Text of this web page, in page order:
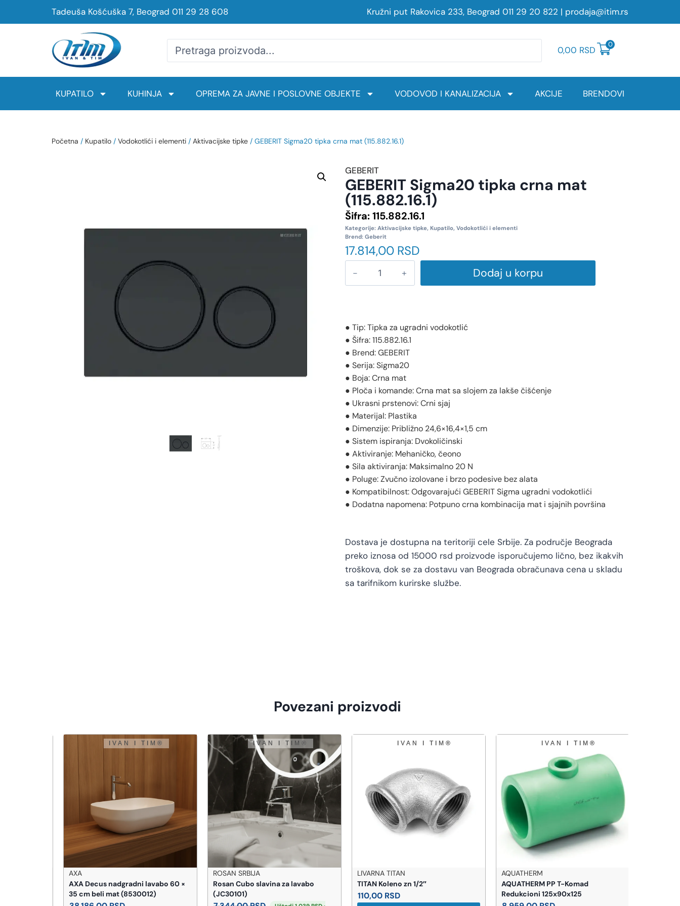
Tadeuša Košćuška 7, Beograd 011 29 28 608 Kružni put Rakovica 233, Beograd 011 29 20 822 | prodaja@itim.rs
0,00 RSD
0
KUPATILO KUHINJA OPREMA ZA JAVNE I POSLOVNE OBJEKTE VODOVOD I KANALIZACIJA AKCIJE BRENDOVI
Početna / Kupatilo / Vodokotlići i elementi / Aktivacijske tipke / GEBERIT Sigma20 tipka crna mat (115.882.16.1)
GEBERIT
GEBERIT Sigma20 tipka crna mat
(115.882.16.1)
Šifra:115.882.16.1
Kategorije: Aktivacijske tipke, Kupatilo, Vodokotlići i elementi
Brend: Geberit
17.814,00 RSD
Dodaj u korpu
● Tip: Tipka za ugradni vodokotlić
● Šifra: 115.882.16.1
● Brend: GEBERIT
● Serija: Sigma20
● Boja: Crna mat
● Ploča i komande: Crna mat sa slojem za lakše čišćenje
● Ukrasni prstenovi: Crni sjaj
● Materijal: Plastika
● Dimenzije: Približno 24,6×16,4×1,5 cm
● Sistem ispiranja: Dvokoličinski
● Aktiviranje: Mehaničko, čeono
● Sila aktiviranja: Maksimalno 20 N
● Poluge: Zvučno izolovane i brzo podesive bez alata
● Kompatibilnost: Odgovarajući GEBERIT Sigma ugradni vodokotlići
● Dodatna napomena: Potpuno crna kombinacija mat i sjajnih površina
Dostava je dostupna na teritoriji cele Srbije. Za područje Beograda
preko iznosa od 15000 rsd proizvode isporučujemo lično, bez ikakvih
troškova, dok se za dostavu van Beograda obračunava cena u skladu
sa tarifnikom kurirske službe.
Povezani proizvodi
AXA
AXA Decus nadgradni lavabo 60 ×
35 cm beli mat (8530012)
ROSAN SRBIJA
Rosan Cubo slavina za lavabo
(JC30101)
LIVARNA TITAN
TITAN Koleno zn 1/2″
110,00RSD
AQUATHERM
AQUATHERM PP T-Komad
Redukcioni 125x90x125